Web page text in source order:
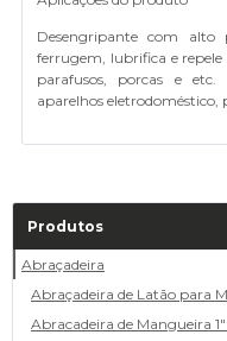
Desengripante com
ferrugem, lubrifica e
parafusos, porcas e
aparelhos eletrodoméstico,
Produtos
Abraçadeira
Abraçadeira de Latão para
Abracadeira de Mangueira